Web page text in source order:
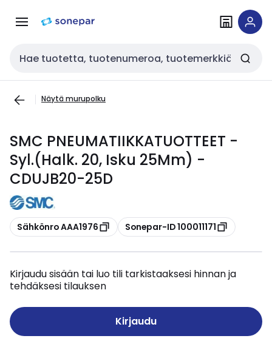
navigointiinsisältöön
Haku
Näytä murupolku
SMC PNEUMATIIKKATUOTTEET -
Syl.(Halk. 20, Isku 25Mm) -
CDUJB20-25D
Kopioi
Sähkönro AAA1976 Kopioi
Sonepar-ID 100011171
Kirjaudu sisään tai luo tili tarkistaaksesi hinnan ja
tehdäksesi tilauksen
Kirjaudu